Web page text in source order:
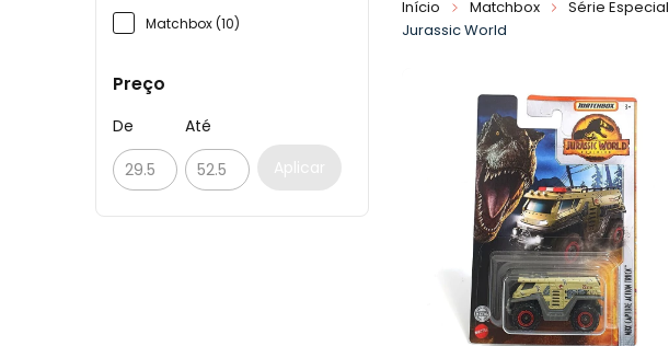
Matchbox (10)
Preço
De
Até
Aplicar
Início Matchbox
Série Especial
Jurassic World